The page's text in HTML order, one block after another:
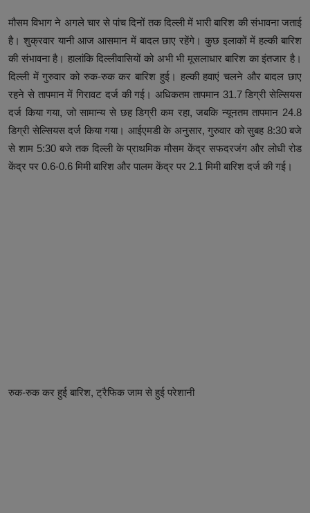
मौसम विभाग ने अगले चार से पांच दिनों तक दिल्ली में भारी बारिश की संभावना जताई
है। शुक्रवार यानी आज आसमान में बादल छाए रहेंगे। कुछ इलाकों में हल्की बारिश
की संभावना है। हालांकि दिल्लीवासियों को अभी भी मूसलाधार बारिश का इंतजार है।
दिल्ली में गुरुवार को रुक-रुक कर बारिश हुई। हल्की हवाएं चलने और बादल छाए
रहने से तापमान में गिरावट दर्ज की गई। अधिकतम तापमान 31.7 डिग्री सेल्सियस
दर्ज किया गया, जो सामान्य से छह डिग्री कम रहा, जबकि न्यूनतम तापमान 24.8
डिग्री सेल्सियस दर्ज किया गया। आईएमडी के अनुसार, गुरुवार को सुबह 8:30 बजे
से शाम 5:30 बजे तक दिल्ली के प्राथमिक मौसम केंद्र सफदरजंग और लोधी रोड
केंद्र पर 0.6-0.6 मिमी बारिश और पालम केंद्र पर 2.1 मिमी बारिश दर्ज की गई।
रुक-रुक कर हुई बारिश, ट्रैफिक जाम से हुई परेशानी